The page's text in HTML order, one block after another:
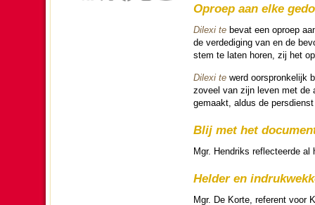
Oproep aan elke
Dilexi te bevat een oproep
de ver­de­di­ging van en de
stem te laten horen, zij het
Dilexi te werd oor­spron­ke­lijk
zoveel van zijn leven met de
gemaakt, aldus de
Blij met het
Mgr. Hendriks reflec­teerde
Helder en
Mgr. De Korte, referent voor